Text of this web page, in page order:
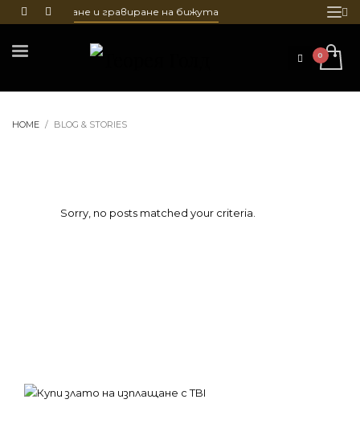
почистване и гравиране на бижута
HOME BLOG & STORIES
Sorry, no posts matched your criteria.